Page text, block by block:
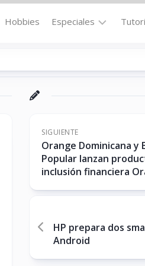
Hobbies Especiales
la
Destacados
Downloads
No-
cat
SIGUIENTE
Orange Dominicana y
Popular lanzan
inclusión financiera
HP prepara dos
Android